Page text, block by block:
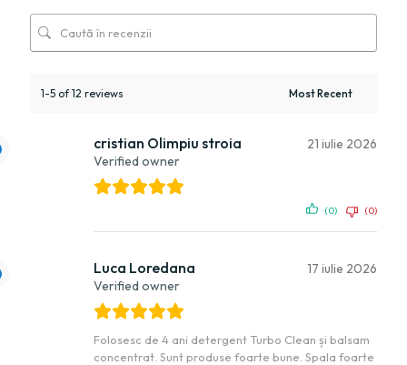
1-5 of 12 reviews
cristian Olimpiu stroia
Verified owner
21 iulie 2026
(0) (0)
Luca Loredana
Verified owner
17 iulie 2026
Folosesc de 4 ani detergent Turbo Clean și balsam
concentrat. Sunt produse foarte bune. Spala foarte